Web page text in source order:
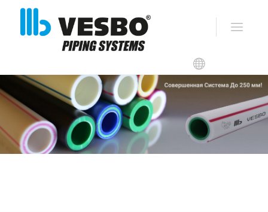
VESBO PPR